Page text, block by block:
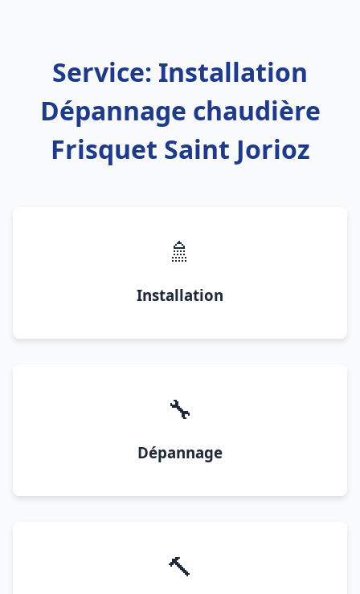
Service: Installation
Dépannage chaudière
Frisquet Saint Jorioz
🚿
Installation
🔧
Dépannage
🔨